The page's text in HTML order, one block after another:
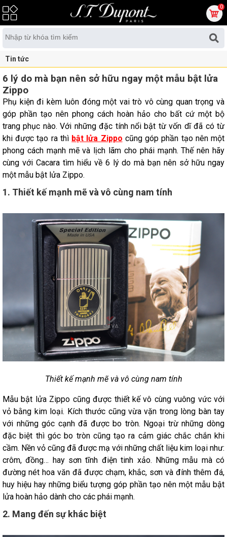
0
Tin tức
6 lý do mà bạn nên sở hữu ngay một mẫu bật lửa
Zippo
Phụ kiện đi kèm luôn đóng một vai trò vô cùng quan trọng và
góp phần tạo nên phong cách hoàn hảo cho bất cứ một bộ
trang phục nào. Với những đặc tính nổi bật từ vốn dĩ đã có từ
khi được tạo ra thì bật lửa Zippo cũng góp phần tạo nên một
phong cách mạnh mẽ và lịch lãm cho phái mạnh. Thế nên hãy
cùng với Cacara tìm hiểu về 6 lý do mà bạn nên sở hữu ngay
một mẫu bật lửa Zippo.
1. Thiết kế mạnh mẽ và vô cùng nam tính
Thiết kế mạnh mẽ và vô cùng nam tính
Mẫu bật lửa Zippo cũng được thiết kế vô cùng vuông vức với
vỏ bằng kim loại. Kích thước cũng vừa vặn trong lòng bàn tay
với những góc cạnh đã được bo tròn. Ngoại trừ những dòng
đặc biệt thì góc bo tròn cũng tạo ra cảm giác chắc chắn khi
cầm. Nền vỏ cũng đã được mạ với những chất liệu kim loại như:
crôm, đồng… hay sơn tĩnh điện tinh xảo. Những mẫu mà có
đường nét hoa văn đã được chạm, khắc, sơn và đính thêm đá,
huy hiệu hay những biểu tượng góp phần tạo nên một mẫu bật
lửa hoàn hảo dành cho các phái mạnh.
2. Mang đến sự khác biệt